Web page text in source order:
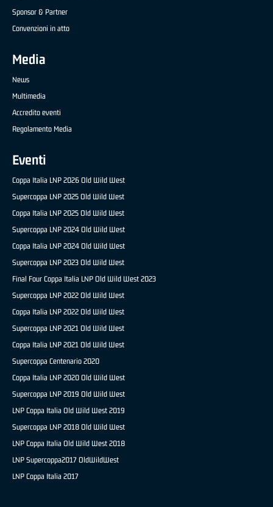
Sponsor & Partner
Convenzioni in atto
Media
News
Multimedia
Accredito eventi
Regolamento Media
Eventi
Coppa Italia LNP 2026 Old Wild West
Supercoppa LNP 2025 Old Wild West
Coppa Italia LNP 2025 Old Wild West
Supercoppa LNP 2024 Old Wild West
Coppa Italia LNP 2024 Old Wild West
Supercoppa LNP 2023 Old Wild West
Final Four Coppa Italia LNP Old Wild West 2023
Supercoppa LNP 2022 Old Wild West
Coppa Italia LNP 2022 Old Wild West
Supercoppa LNP 2021 Old Wild West
Coppa Italia LNP 2021 Old Wild West
Supercoppa Centenario 2020
Coppa Italia LNP 2020 Old Wild West
Supercoppa LNP 2019 Old Wild West
LNP Coppa Italia Old Wild West 2019
Supercoppa LNP 2018 Old Wild West
LNP Coppa Italia Old Wild West 2018
LNP Supercoppa2017 OldWildWest
LNP Coppa Italia 2017